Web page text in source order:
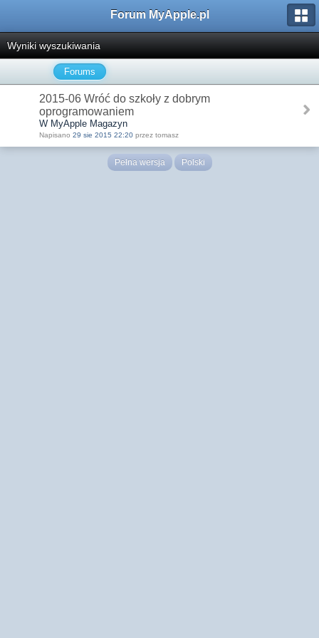
Forum MyApple.pl
Wyniki wyszukiwania
Forums
2015-06 Wróć do szkoły z dobrym
oprogramowaniem
W MyApple Magazyn
Napisano 29 sie 2015 22:20 przez tomasz
Pełna wersja Polski